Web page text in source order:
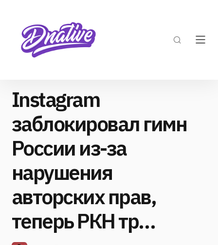
Instagram
заблокировал гимн
России из-за
нарушения
авторских прав,
теперь РКН тр…